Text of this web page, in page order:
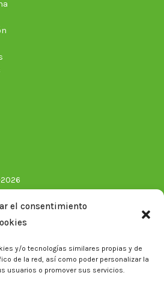
el consentimiento
y/o tecnologías similares propias y de
de la red, así como poder personalizar la
usuarios o promover sus servicios.